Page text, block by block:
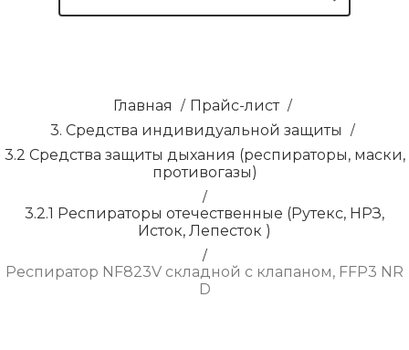
Главная / Прайс-лист /
3. Средства индивидуальной защиты /
3.2 Средства защиты дыхания (респираторы, маски,
противогазы)
/
3.2.1 Респираторы отечественные (Рутекс, НРЗ,
Исток, Лепесток )
/
Респиратор NF823V складной с клапаном, FFP3 NR
D